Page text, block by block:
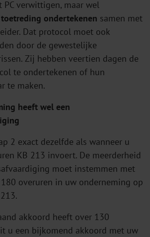
verwittigen, maar wel
ondertekenen samen met
Dat protocol moet ook
door de gewestelijke
Zij hebben veertien dagen de
te ondertekenen of hun
te maken.
heeft wel een
2 exact dezelfde als wanneer u
KB 213 invoert. De meerderheid
moet instemmen met
overuren in uw onderneming op
akkoord heeft over 130
u een bijkomend akkoord met uw